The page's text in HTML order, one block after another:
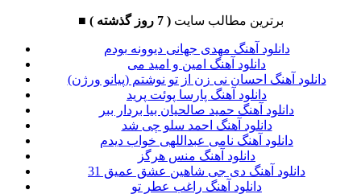
■ برترین مطالب سایت( 7 روز گذشته )
دانلود آهنگ مهدی جهانی دیوونه بودم
دانلود آهنگ امین و امید می
دانلود آهنگ احسان نی زن از تو نوشتم (پیانو ورژن)
دانلود آهنگ پارسا پوئت پرید
دانلود آهنگ حمید صالحیان بیا بردار ببر
دانلود آهنگ احمد سلو چی شد
دانلود آهنگ نامی عبداللهی خواب دیدم
دانلود آهنگ منس هرگز
دانلود آهنگ دی جی شاهین عشق عمیق 31
دانلود آهنگ راغب عطر تو